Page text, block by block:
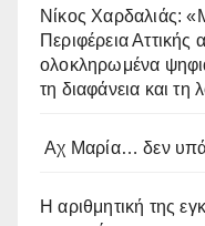
Νίκος Χαρδαλιάς:
Περιφέρεια
ολοκληρωμένα
τη διαφάνεια και τη
Αχ Μαρία… δεν
Η αριθμητική της